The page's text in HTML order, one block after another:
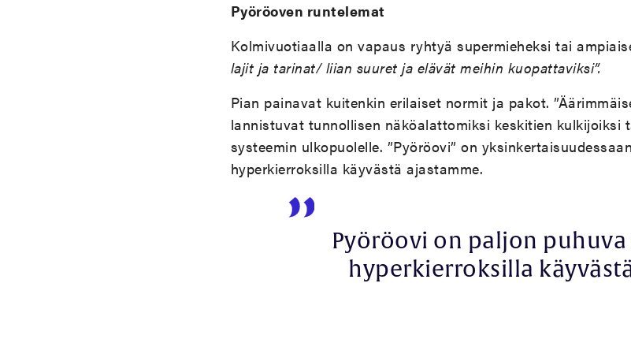
Pyöröoven runtelemat
Kolmivuotiaalla on vapaus ryhtyä supermieheksi tai
lajit ja tarinat/ liian suuret ja elävät meihin kuopattaviksi”.
Pian painavat kuitenkin erilaiset normit ja pakot.
lannistuvat tunnollisen näköalattomiksi keskitien kulkijoiksi
systeemin ulkopuolelle. ”Pyöröovi” on
hyperkierroksilla käyvästä ajastamme.
Pyöröovi on paljon
hyperkierroksilla